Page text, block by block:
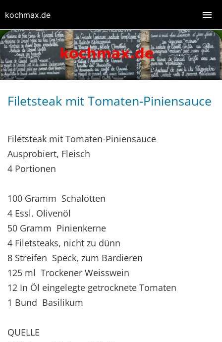
Filetsteak mit Tomaten-Piniensauce
Filetsteak mit Tomaten-Piniensauce
Ausprobiert, Fleisch
4 Portionen
100 Gramm Schalotten
4 Essl. Olivenöl
50 Gramm Pinienkerne
4 Filetsteaks, nicht zu dünn
8 Streifen Speck, zum Bardieren
125 ml Trockener Weisswein
12 In Öl eingelegte getrocknete Tomaten
1 Bund Basilikum
QUELLE
kochmax.de